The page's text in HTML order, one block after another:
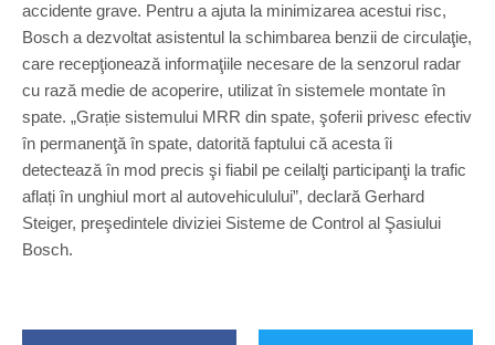
accidente grave. Pentru a ajuta la minimizarea acestui risc,
Bosch a dezvoltat asistentul la schimbarea benzii de circulaţie,
care recepţionează informaţiile necesare de la senzorul radar
cu rază medie de acoperire, utilizat în sistemele montate în
spate. „Grație sistemului MRR din spate, şoferii privesc efectiv
în permanenţă în spate, datorită faptului că acesta îi
detectează în mod precis şi fiabil pe ceilalţi participanţi la trafic
aflați în unghiul mort al autovehiculului”, declară Gerhard
Steiger, preşedintele diviziei Sisteme de Control al Şasiului
Bosch.